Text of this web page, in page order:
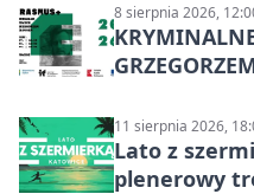
8 sierpnia 2026,
11 sierpnia 2026,
Lato z
plenerowy